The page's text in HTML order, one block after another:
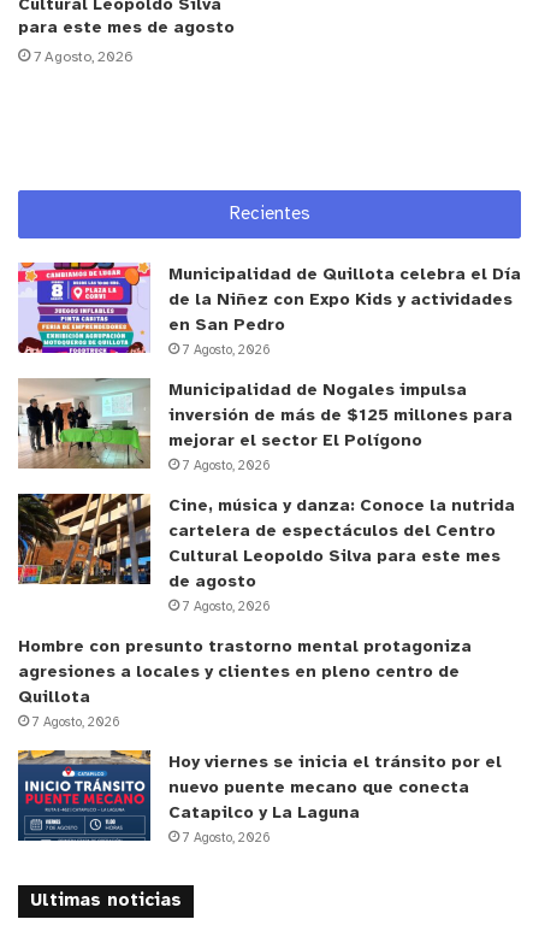
Por su parte, el jefe del Departamento de
Reducción de Riesgo de Desastres de Senapred,
de Incendios Forestales, para las acciones
preventivas del Sinapred frente a la respuesta a
emergencias, y otras atingentes al área de
investigación de Conaf y a la planificación propia
de Bomberos Valparaíso”.
Por otro lado, destacó el rol fundamental que
cumplen los encargados de Gestión del Riesgo de
Desastres de los municipios y de las distintas
delegaciones presidenciales provinciales, puesto
que “son aliados estratégicos en materia de
prevención, respuesta y también de recuperación.
Ellos son el primer eje territorial que nos permite
llegar a la emergencia”.
Finalmente, la concejala de Santo Domingo y
presidenta de la Comisión de Gestión de Riesgo de
Desastres de la Asociación de Municipalidades de
la Región de Valparaíso, Fabiola Contreras,
aseveró que “fue un excelente seminario, estamos
muy bien articulados. Los municipios que
región, se fueron muy contentos y con la gran
Cultural Leopoldo Silva
para este mes de agosto
7 Agosto, 2026
Recientes
Municipalidad de Quillota celebra el Día
de la Niñez con Expo Kids y actividades
en San Pedro
7 Agosto, 2026
Municipalidad de Nogales impulsa
inversión de más de $125 millones para
mejorar el sector El Polígono
7 Agosto, 2026
Cine, música y danza: Conoce la nutrida
cartelera de espectáculos del Centro
Cultural Leopoldo Silva para este mes
de agosto
7 Agosto, 2026
Hombre con presunto trastorno mental protagoniza
agresiones a locales y clientes en pleno centro de
Quillota
7 Agosto, 2026
Hoy viernes se inicia el tránsito por el
nuevo puente mecano que conecta
Catapilco y La Laguna
7 Agosto, 2026
Ultimas noticias